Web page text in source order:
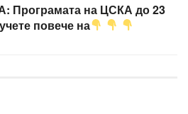
на ЦСКА до 23
повече на